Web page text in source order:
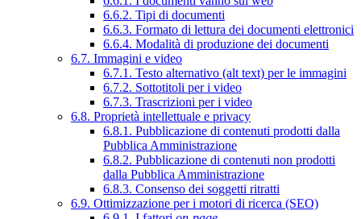
6.6.2. Tipi di documenti
6.6.3. Formato di lettura dei documenti elettronici
6.6.4. Modalità di produzione dei documenti
6.7. Immagini e video
6.7.1. Testo alternativo (alt text) per le immagini
6.7.2. Sottotitoli per i video
6.7.3. Trascrizioni per i video
6.8. Proprietà intellettuale e privacy
6.8.1. Pubblicazione di contenuti prodotti dalla
Pubblica Amministrazione
6.8.2. Pubblicazione di contenuti non prodotti
dalla Pubblica Amministrazione
6.8.3. Consenso dei soggetti ritratti
6.9. Ottimizzazione per i motori di ricerca (SEO)